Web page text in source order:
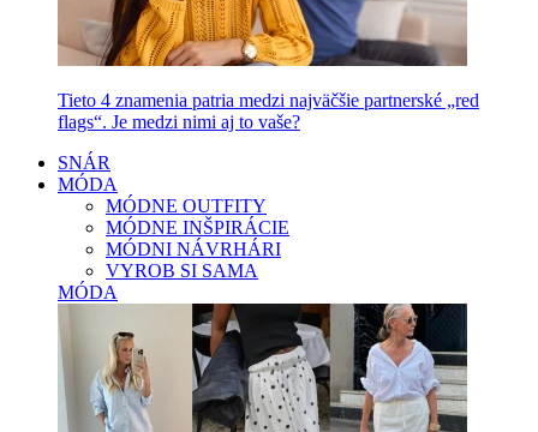
Tieto 4 znamenia patria medzi najväčšie partnerské „red
flags“. Je medzi nimi aj to vaše?
SNÁR
MÓDA
MÓDNE OUTFITY
MÓDNE INŠPIRÁCIE
MÓDNI NÁVRHÁRI
VYROB SI SAMA
MÓDA